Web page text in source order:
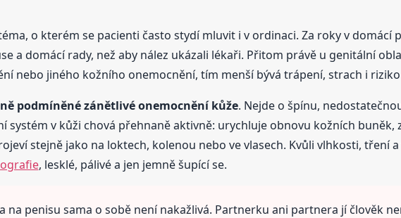
o kterém se pacienti často stydí mluvit i v ordinaci. Za roky v domácí
a domácí rady, než aby nález ukázali lékaři. Přitom právě u genitální
nebo jiného kožního onemocnění, tím menší bývá trápení, strach i
podmíněné zánětlivé onemocnění kůže. Nejde o špínu,
systém v kůži chová přehnaně aktivně: urychluje obnovu kožních buněk,
stejně jako na loktech, kolenou nebo ve vlasech. Kvůli vlhkosti, tření
, lesklé, pálivé a jen jemně šupící se.
na penisu sama o sobě není nakažlivá. Partnerku ani partnera jí člověk